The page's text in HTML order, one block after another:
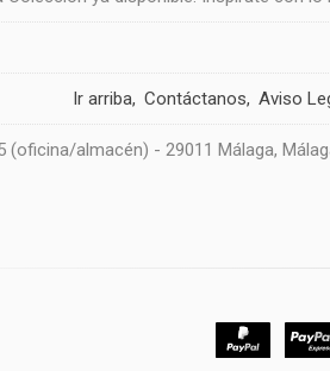
Ir arriba Contáctanos Aviso
(oficina/almacén) - 29011 Málaga,